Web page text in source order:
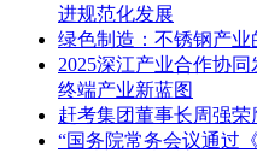
进规范化发展
绿色制造：不锈钢产业
2025深江产业合作协
终端产业新蓝图
赶考集团董事长周强
“国务院常务会议通过